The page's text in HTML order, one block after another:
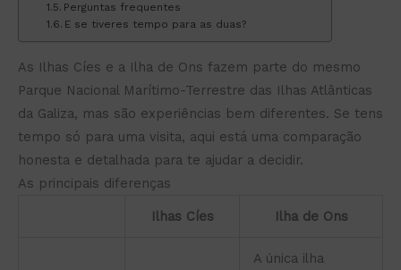
Perguntas frequentes
E se tiveres tempo para as duas?
As Ilhas Cíes e a Ilha de Ons fazem parte do mesmo
Parque Nacional Marítimo-Terrestre das Ilhas Atlânticas
da Galiza, mas são experiências bem diferentes. Se tens
tempo só para uma visita, aqui está uma comparação
honesta e detalhada para te ajudar a decidir.
As principais diferenças
Ilhas Cíes Ilha de Ons
A única ilha